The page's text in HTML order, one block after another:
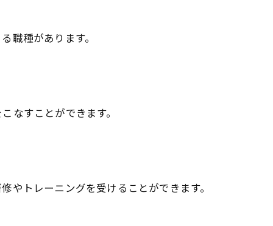
職種があります。
なすことができます。
トレーニングを受けることができます。